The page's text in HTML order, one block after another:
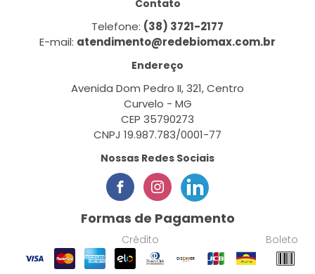
Contato
Telefone: (38) 3721-2177
E-mail: atendimento@redebiomax.com.br
Endereço
Avenida Dom Pedro II, 321, Centro
Curvelo - MG
CEP 35790273
CNPJ 19.987.783/0001-77
Nossas Redes Sociais
Formas de Pagamento
Crédito Boleto